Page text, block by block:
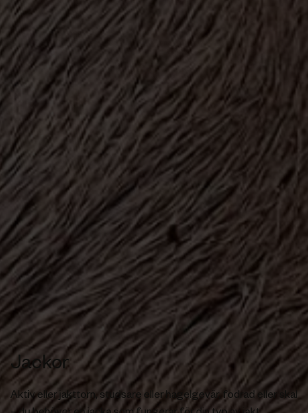
Jackor
Aktiv eller jakttorn, studsare eller hagelgevär, fodrad eller skal